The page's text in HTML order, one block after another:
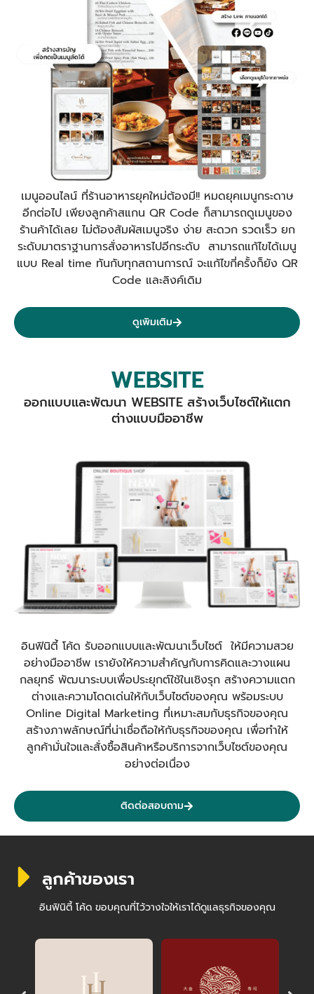
เมนูออนไลน์ ที่ร้านอาหารยุคใหม่ต้องมี!! หมดยุคเมนูกระดาษ
อีกต่อไป เพียงลูกค้าสแกน QR Code ก็สามารถดูเมนูของ
ร้านค้าได้เลย ไม่ต้องสัมผัสเมนูจริง ง่าย สะดวก รวดเร็ว ยก
ระดับมาตราฐานการสั่งอาหารไปอีกระดับ สามารถแก้ไขได้เมนู
แบบ Real time ทันกับทุกสถานการณ์ จะแก้ไขกี่ครั้งก็ยัง QR
Code และลิงค์เดิม
ดูเพิมเติม
WEBSITE
ออกแบบและพัฒนา WEBSITE สร้างเว็บไซต์ให้แตก
ต่างแบบมืออาชีพ
อินฟินิตี้ โค้ด รับออกแบบและพัฒนาเว็บไซต์ ให้มีความสวย
อย่างมืออาชีพ เรายังให้ความสำคัญกับการคิดและวางแผน
กลยุทธ์ พัฒนาระบบเพื่อประยุกต์ใช้ในเชิงรุก สร้างความแตก
ต่างและความโดดเด่นให้กับเว็บไซต์ของคุณ พร้อมระบบ
Online Digital Marketing ที่เหมาะสมกับธุรกิจของคุณ
สร้างภาพลักษณ์ที่น่าเชื่อถือให้กับธุรกิจของคุณ เพื่อทำให้
ลูกค้ามั่นใจและสั่งซื้อสินค้าหรือบริการจากเว็บไซต์ของคุณ
อย่างต่อเนื่อง
ติดต่อสอบถาม
ลูกค้าของเรา
อินฟินิตี้ โค้ด ขอบคุณที่ไว้วางใจให้เราได้ดูแลธุรกิจของคุณ